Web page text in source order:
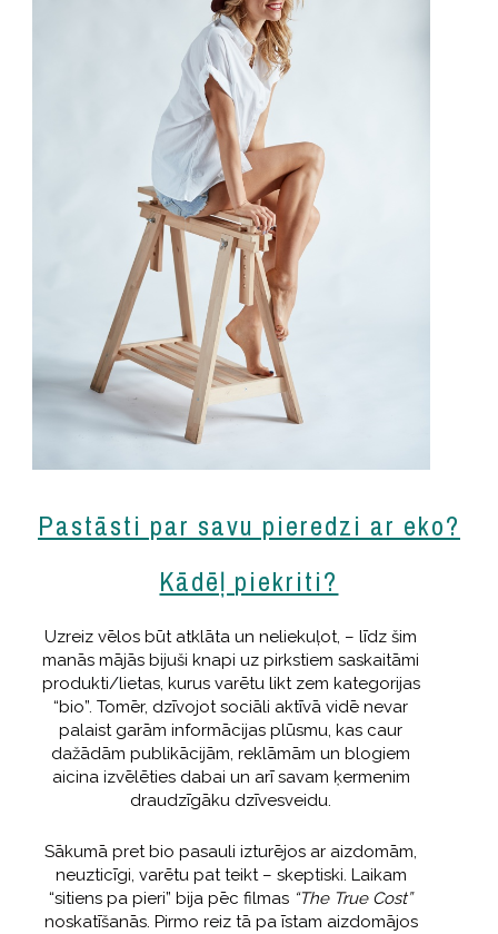
Pastāsti par savu pieredzi ar eko?
Kādēļ piekriti?
Uzreiz vēlos būt atklāta un neliekuļot, – līdz šim
manās mājās bijuši knapi uz pirkstiem saskaitāmi
produkti/lietas, kurus varētu likt zem kategorijas
“bio”. Tomēr, dzīvojot sociāli aktīvā vidē nevar
palaist garām informācijas plūsmu, kas caur
dažādām publikācijām, reklāmām un blogiem
aicina izvēlēties dabai un arī savam ķermenim
draudzīgāku dzīvesveidu.
Sākumā pret bio pasauli izturējos ar aizdomām,
neuzticīgi, varētu pat teikt – skeptiski. Laikam
“sitiens pa pieri” bija pēc filmas “The True Cost”
noskatīšanās. Pirmo reiz tā pa īstam aizdomājos